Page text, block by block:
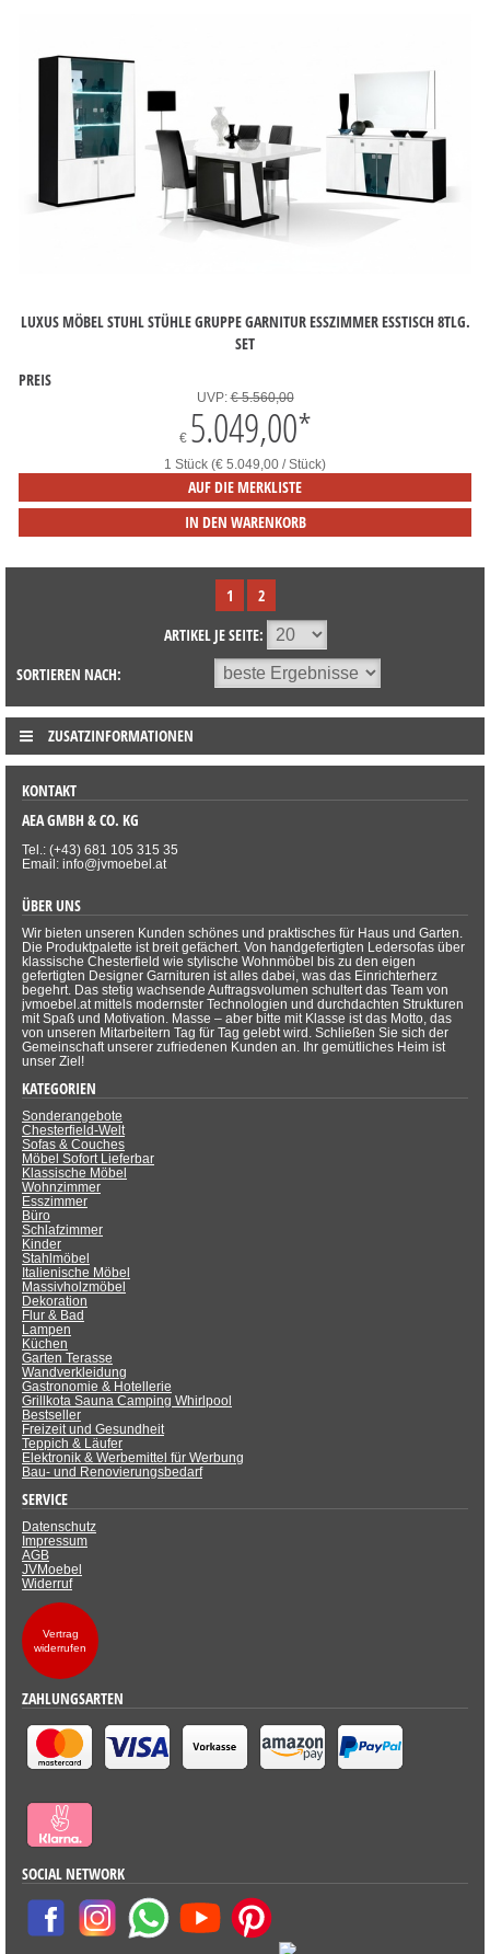
LUXUS MÖBEL STUHL STÜHLE GRUPPE GARNITUR ESSZIMMER ESSTISCH 8TLG.
SET
PREIS
UVP:€ 5.560,00
€ 5.049,00*
1 Stück (€ 5.049,00 / Stück)
AUF DIE MERKLISTE
IN DEN WARENKORB
1
2
ARTIKEL JE SEITE:
SORTIEREN NACH:
ZUSATZINFORMATIONEN
KONTAKT
AEA GMBH & CO. KG
Tel.: (+43) 681 105 315 35
Email: info@jvmoebel.at
ÜBER UNS
Wir bieten unseren Kunden schönes und praktisches für Haus und Garten.
Die Produktpalette ist breit gefächert. Von handgefertigten Ledersofas über
klassische Chesterfield wie stylische Wohnmöbel bis zu den eigen
gefertigten Designer Garnituren ist alles dabei, was das Einrichterherz
begehrt. Das stetig wachsende Auftragsvolumen schultert das Team von
jvmoebel.at mittels modernster Technologien und durchdachten Strukturen
mit Spaß und Motivation. Masse – aber bitte mit Klasse ist das Motto, das
von unseren Mitarbeitern Tag für Tag gelebt wird. Schließen Sie sich der
Gemeinschaft unserer zufriedenen Kunden an. Ihr gemütliches Heim ist
unser Ziel!
KATEGORIEN
Sonderangebote
Chesterfield-Welt
Sofas & Couches
Möbel Sofort Lieferbar
Klassische Möbel
Wohnzimmer
Esszimmer
Büro
Schlafzimmer
Kinder
Stahlmöbel
Italienische Möbel
Massivholzmöbel
Dekoration
Flur & Bad
Lampen
Küchen
Garten Terasse
Wandverkleidung
Gastronomie & Hotellerie
Grillkota Sauna Camping Whirlpool
Bestseller
Freizeit und Gesundheit
Teppich & Läufer
Elektronik & Werbemittel für Werbung
Bau- und Renovierungsbedarf
SERVICE
Datenschutz
Impressum
AGB
JVMoebel
Widerruf
Vertrag
widerrufen
ZAHLUNGSARTEN
SOCIAL NETWORK